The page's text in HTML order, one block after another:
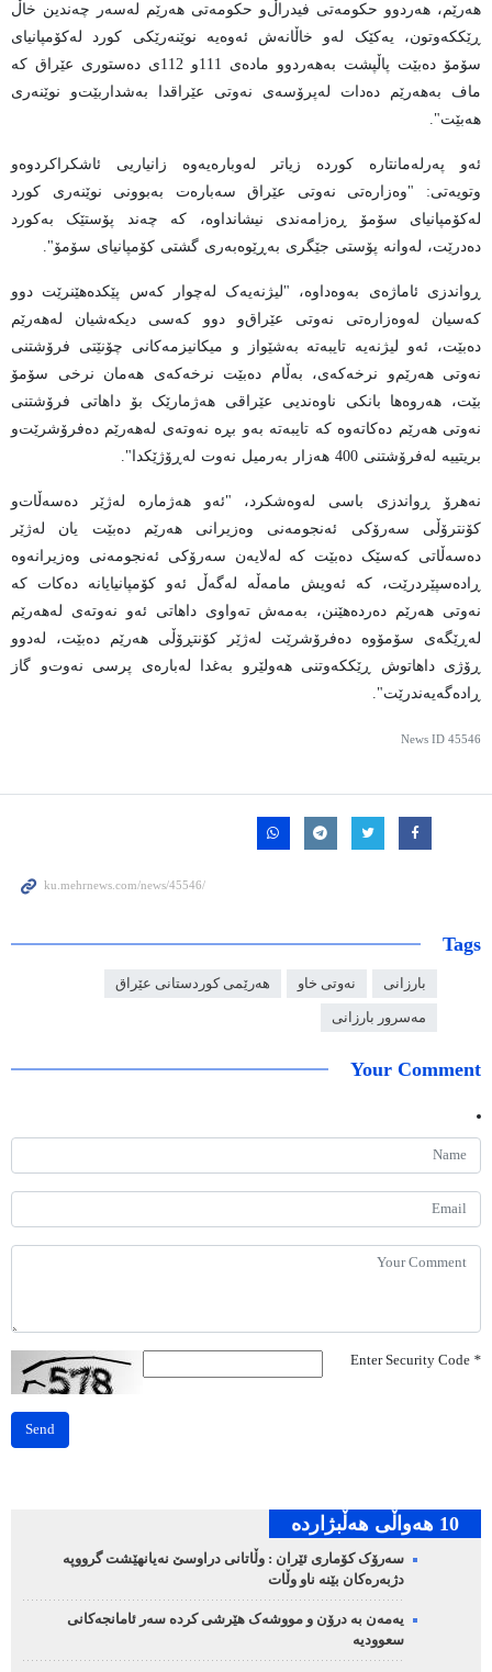
هەرێم، هەردوو حکومەتی فیدراڵ‌و حکومەتی هەرێم لەسەر چەندین خاڵ
ڕێککەوتون، یەکێک لەو خاڵانەش ئه‌وه‌یه‌ نوێنەرێکی کورد لەکۆمپانیای
سۆمۆ دەبێت پاڵپشت بەهەردوو مادەی 111و 112ی دەستوری عێراق کە
ماف بەهەرێم دەدات لەپرۆسەی نەوتی عێراقدا بەشداربێت‌و نوێنەری
هەبێت".
ئه‌و په‌رله‌مانتاره‌ كورده‌ زیاتر له‌وباره‌یه‌وه‌ زانیاریی ئاشكراكردوه‌و
وتویه‌تى: "وەزارەتی نەوتی عێراق سەبارەت بەبوونی نوێنەری کورد
لەکۆمپانیای سۆمۆ ڕەزامەندی نیشانداوە، کە چەند پۆستێک بەکورد
دەدرێت، لەوانە پۆستی جێگری بەڕێوەبەری گشتی کۆمپانیای سۆمۆ".
ڕواندزی ئاماژه‌ى به‌وه‌داوه‌، "لیژنەیەک لەچوار کەس پێکدەهێنرێت دوو
کەسیان لەوەزارەتی نەوتی عێراق‌و دوو کەسی دیکەشیان لەهەرێم
دەبێت، ئەو لیژنەیە تایبەتە بەشێواز و میکانیزمەکانی چۆنێتی فرۆشتنی
نەوتی هەرێم‌و نرخەکەی، بەڵام دەبێت نرخەکەی هەمان نرخی سۆمۆ
بێت، هەروەها بانکی ناوەندیی عێراقی هەژمارێک بۆ داهاتی فرۆشتنی
نەوتی هەرێم دەکاتەوە کە تایبەتە بەو بڕە نەوتەی لەهەرێم دەفرۆشرێت‌و
بریتییە لەفرۆشتنی 400 هەزار بەرمیل نەوت لەڕۆژێکدا".
نەهرۆ ڕواندزی باسى له‌وه‌شكرد، "ئەو هەژمارە لەژێر دەسەڵات‌و
کۆنترۆڵی سەرۆکی ئەنجومەنی وەزیرانی هەرێم دەبێت یان لەژێر
دەسەڵاتی کەسێک دەبێت کە لەلایەن سەرۆکی ئەنجومەنی وەزیرانەوە
ڕادەسپێردرێت، کە ئەویش مامەڵە لەگەڵ ئەو کۆمپانیایانە دەکات کە
نەوتی هەرێم دەردەهێنن، بەمەش تەواوی داهاتی ئەو نەوتەی لەهەرێم
لەڕێگەی سۆمۆوە دەفرۆشرێت لەژێر کۆنتڕۆڵی هەرێم دەبێت، لەدوو
ڕۆژی داهاتوش ڕێککەوتنی هەولێرو بەغدا لەبارەی پرسی نەوت‌و گاز
ڕادەگەیەندرێت".
News ID 45546
Tags
بارزانی نەوتی خاو هەرێمی کوردستانی عێراق
مەسرور بارزانی
Your Comment
*
Send
10 هه‌واڵی هه‌ڵبژارده‌
سەرۆک کۆماری ئێران : وڵاتانی دراوسێ نەیانهێشت گرووپە
دژبەرەکان بێنە ناو وڵات
یەمەن بە درۆن و مووشەک هێرشی کردە سەر ئامانجەکانی
سعوودیە